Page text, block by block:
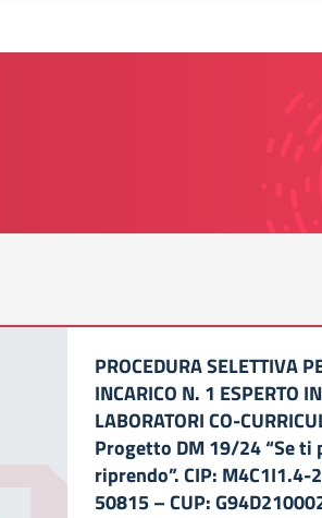
PROCEDURA SELETTIVA
INCARICO N. 1 ESPERTO
LABORATORI CO-
Progetto DM 19/24 “Se
riprendo”. CIP:
50815 – CUP: